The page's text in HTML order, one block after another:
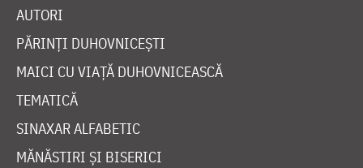
AUTORI
PĂRINȚI DUHOVNICEȘTI
MAICI CU VIAȚĂ DUHOVNICEASCĂ
TEMATICĂ
SINAXAR ALFABETIC
MĂNĂSTIRI ȘI BISERICI